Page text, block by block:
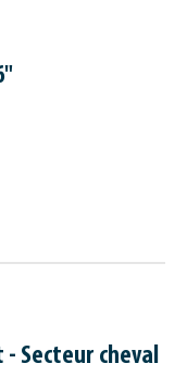
Secteur cheval